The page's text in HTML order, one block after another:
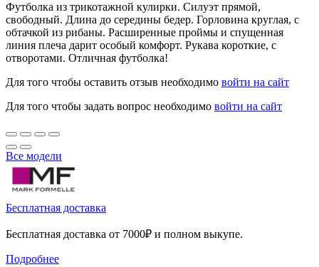
Футболка из трикотажной кулирки. Силуэт прямой,
свободный. Длина до середины бедер. Горловина круглая, с
обтачкой из рибаны. Расширенные проймы и спущенная
линия плеча дарит особый комфорт. Рукава короткие, с
отворотами. Отличная футболка!
Для того чтобы оставить отзыв необходимо войти на сайт
Для того чтобы задать вопрос необходимо войти на сайт
Все модели
Бесплатная доставка
Бесплатная доставка от 7000₽ и полном выкупе.
Подробнее